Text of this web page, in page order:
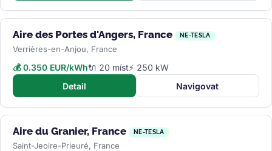
Aire des Portes d'Angers, France NE-TESLA
Verrières-en-Anjou, France
💰 0.350 EUR/kWh🔌 20 míst⚡ 250 kW
Detail
Navigovat
Aire du Granier, France NE-TESLA
Saint-Jeoire-Prieuré, France